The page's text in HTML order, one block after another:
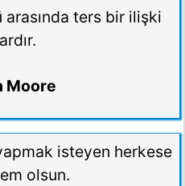
ters bir ilişki
Moore
isteyen herkese
olsun.